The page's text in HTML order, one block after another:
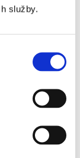
služby.